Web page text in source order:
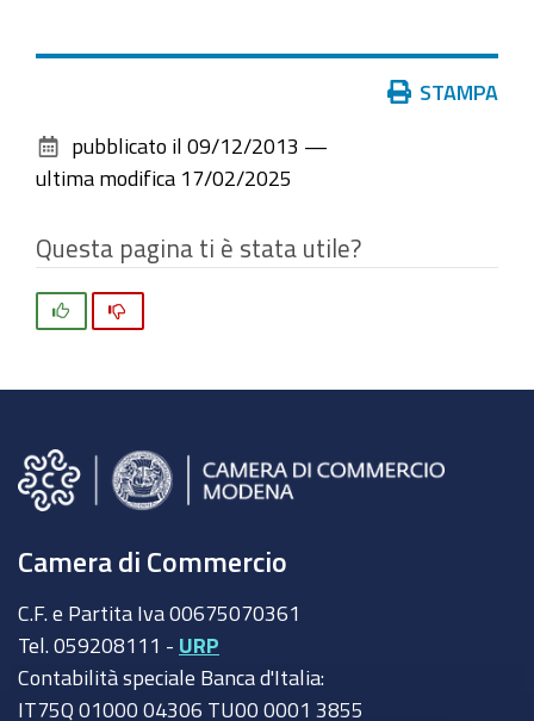
documento
STAMPA
pubblicato il 09/12/2013 —
ultima modifica 17/02/2025
Questa pagina ti è stata utile?
Camera di Commercio
C.F. e Partita Iva 00675070361
Tel. 059208111 - URP
Contabilità speciale Banca d'Italia:
IT75Q 01000 04306 TU00 0001 3855